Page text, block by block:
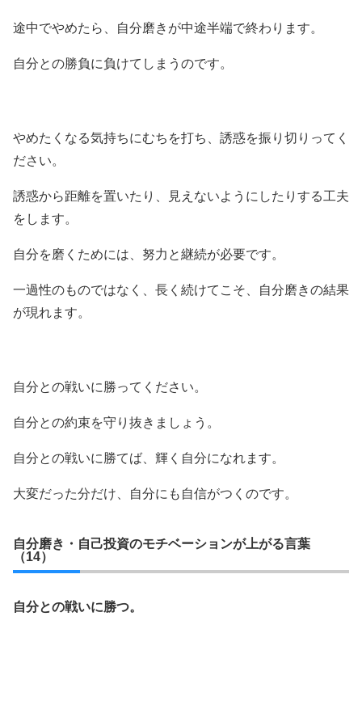
途中でやめたら、自分磨きが中途半端で終わります。
自分との勝負に負けてしまうのです。
やめたくなる気持ちにむちを打ち、誘惑を振り切りってく
ださい。
誘惑から距離を置いたり、見えないようにしたりする工夫
をします。
自分を磨くためには、努力と継続が必要です。
一過性のものではなく、長く続けてこそ、自分磨きの結果
が現れます。
自分との戦いに勝ってください。
自分との約束を守り抜きましょう。
自分との戦いに勝てば、輝く自分になれます。
大変だった分だけ、自分にも自信がつくのです。
自分磨き・自己投資のモチベーションが上がる言葉
（14）
自分との戦いに勝つ。